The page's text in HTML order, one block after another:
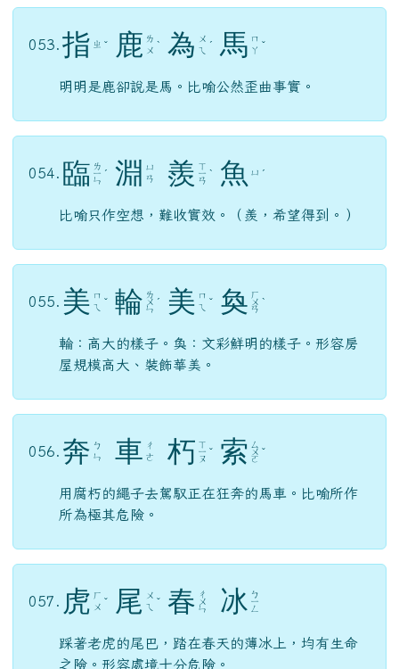
053. 指 ㄓ ˇ 鹿 ㄌ
ㄨ ˋ 為 ㄨ
ㄟ
ˊ 馬 ㄇ
ㄚ ˇ
明明是鹿卻說是馬。比喻公然歪曲事實。
054. 臨 ㄌ
ㄧ
ㄣ
ˊ 淵 ㄩ
ㄢ
羨 ㄒ
ㄧ
ㄢ
ˋ 魚 ㄩ ˊ
比喻只作空想，難收實效。（羨，希望得到。）
055. 美 ㄇ
ㄟ ˇ 輪 ㄌ
ㄨ
ㄣ
ˊ 美 ㄇ
ㄟ ˇ 奐 ㄏ
ㄨ
ㄢ
ˋ
輪：高大的樣子。奐：文彩鮮明的樣子。形容房
屋規模高大、裝飾華美。
056. 奔 ㄅ
ㄣ
車 ㄔ
ㄜ
朽 ㄒ
ㄧ
ㄡ
ˇ 索 ㄙ
ㄨ
ㄛ
ˇ
用腐朽的繩子去駕馭正在狂奔的馬車。比喻所作
所為極其危險。
057. 虎 ㄏ
ㄨ ˇ 尾 ㄨ
ㄟ ˇ 春 ㄔ
ㄨ
ㄣ 冰 ㄅ
ㄧ
ㄥ
踩著老虎的尾巴，踏在春天的薄冰上，均有生命
之險。形容處境十分危險。